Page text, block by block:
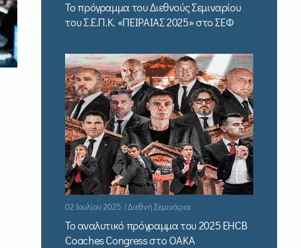
Το πρόγραμμα του Διεθνούς Σεμιναρίου
του Σ.Ε.Π.Κ. «ΠΕΙΡΑΙΑΣ 2025» στο ΣΕΦ
02 Ιουλίου 2025 | Διεθνή Σεμινάρια
Το αναλυτικό πρόγραμμα του 2025 EHCB
Coaches Congress στο ΟΑΚΑ